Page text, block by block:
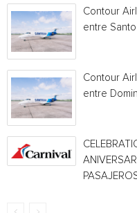
Contour
entre
Contour
entre